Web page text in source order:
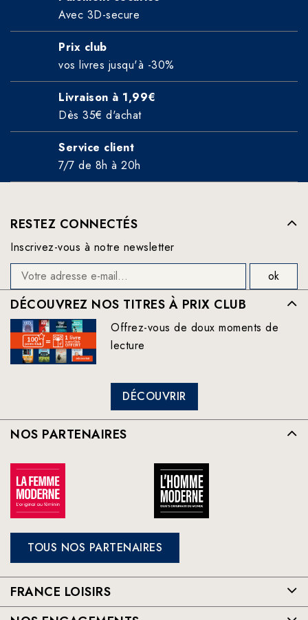
Avec 3D-secure
Prix club
vos livres jusqu'à -30%
Livraison à 1,99€
Dès 35€ d'achat
Service client
7/7 de 8h à 20h
RESTEZ CONNECTÉS
Inscrivez-vous à notre newsletter
DÉCOUVREZ NOS TITRES À PRIX CLUB
Offrez-vous de doux moments de
lecture
DÉCOUVRIR
NOS PARTENAIRES
TOUS NOS PARTENAIRES
FRANCE LOISIRS